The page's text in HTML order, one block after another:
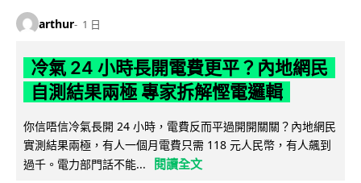
arthur 1 日
冷氣 24 小時長開電費更平？內地網民
自測結果兩極 專家拆解慳電邏輯
你信唔信冷氣長開 24 小時，電費反而平過開開關關？內地網民
實測結果兩極，有人一個月電費只需 118 元人民幣，有人飆到
過千。電力部門話不能...
閱讀全文